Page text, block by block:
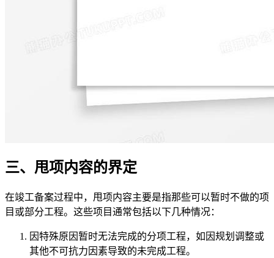
三、甩项内容的界定
在竣工备案过程中，甩项内容主要是指那些可以暂时不做的项
目或部分工程。这些项目通常包括以下几种情况：
因特殊原因暂时无法完成的分项工程，如因规划调整或
其他不可抗力因素导致的未完成工程。